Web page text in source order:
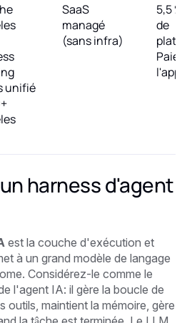
unifié
SaaS
managé
(sans infra)
5,5
de
harness d'agent
est la couche d'exécution et
à un grand modèle de langage
Considérez-le comme le
l'agent IA: il gère la boucle de
outils, maintient la mémoire, gère